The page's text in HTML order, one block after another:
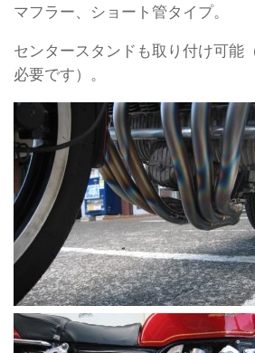
マフラー、ショート管タイプ。
センタースタンドも取り付け可能
必要です）。